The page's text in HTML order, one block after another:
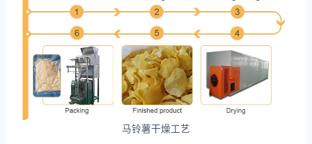
马铃薯干燥工艺